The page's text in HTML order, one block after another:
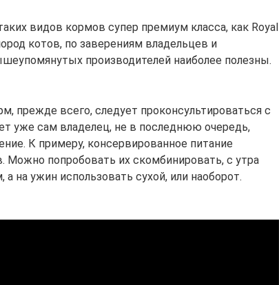
видов кормов супер премиум класса, как Royal
котов, по заверениям владельцев и
производителей наиболее полезны.
прежде всего, следует проконсультироваться с
уже сам владелец, не в последнюю очередь,
К примеру, консервированное питание
Можно попробовать их скомбинировать, с утра
ужин использовать сухой, или наоборот.